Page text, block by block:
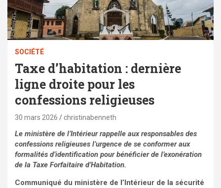
SOCIÉTÉ
Taxe d’habitation : dernière
ligne droite pour les
confessions religieuses
30 mars 2026 christinabenneth
Le ministère de l’Intérieur rappelle aux responsables des
confessions religieuses l’urgence de se conformer aux
formalités d’identification pour bénéficier de l’exonération
de la Taxe Forfaitaire d’Habitation.
Communiqué du ministère de l’Intérieur de la sécurité